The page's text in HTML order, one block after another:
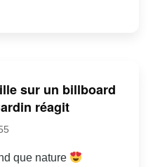
sur un billboard
réagit
que nature